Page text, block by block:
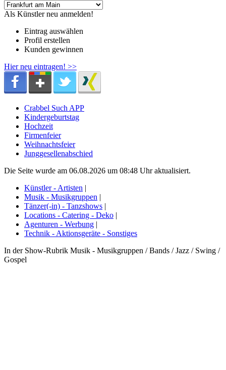
Als Künstler neu anmelden!
Eintrag auswählen
Profil erstellen
Kunden gewinnen
Hier neu eintragen! >>
Crabbel Such APP
Kindergeburtstag
Hochzeit
Firmenfeier
Weihnachtsfeier
Junggesellenabschied
Die Seite wurde am 06.08.2026 um 08:48 Uhr aktualisiert.
Künstler - Artisten |
Musik - Musikgruppen |
Tänzer(-in) - Tanzshows |
Locations - Catering - Deko |
Agenturen - Werbung |
Technik - Aktionsgeräte - Sonstiges
In der Show-Rubrik Musik - Musikgruppen / Bands / Jazz / Swing /
Gospel